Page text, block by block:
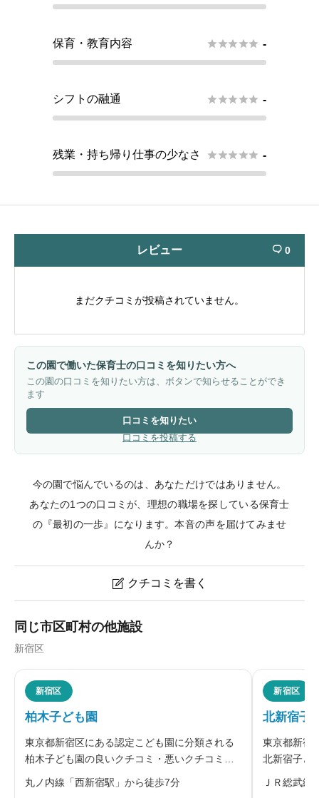
保育・教育内容  -
シフトの融通  -
残業・持ち帰り仕事の少なさ  -
レビュー  0
まだクチコミが投稿されていません。
この園で働いた保育士の口コミを知りたい方へ
この園の口コミを知りたい方は、ボタンで知らせることができ
ます
口コミを知りたい
口コミを投稿する
今の園で悩んでいるのは、あなただけではありません。
あなたの1つの口コミが、理想の職場を探している保育士
の『最初の一歩』になります。本音の声を届けてみませ
んか？
 クチコミを書く
ニックネーム
※本名や誤解される名前の使用はご遠慮ください。
同じ市区町村の他施設
新宿区
新宿区
柏木子ども園
東京都新宿区にある認定こども園に分類される
柏木子ども園の良いクチコミ・悪いクチコミを
合わせて評判をご紹介します。柏木子ども園
は、新宿区が設置・運営する区立認定こども園
丸ノ内線「西新宿駅」から徒歩7分
新宿区
北新宿子
東京都新宿
北新宿子ど
を合わせ
園は、新
ＪＲ総武線